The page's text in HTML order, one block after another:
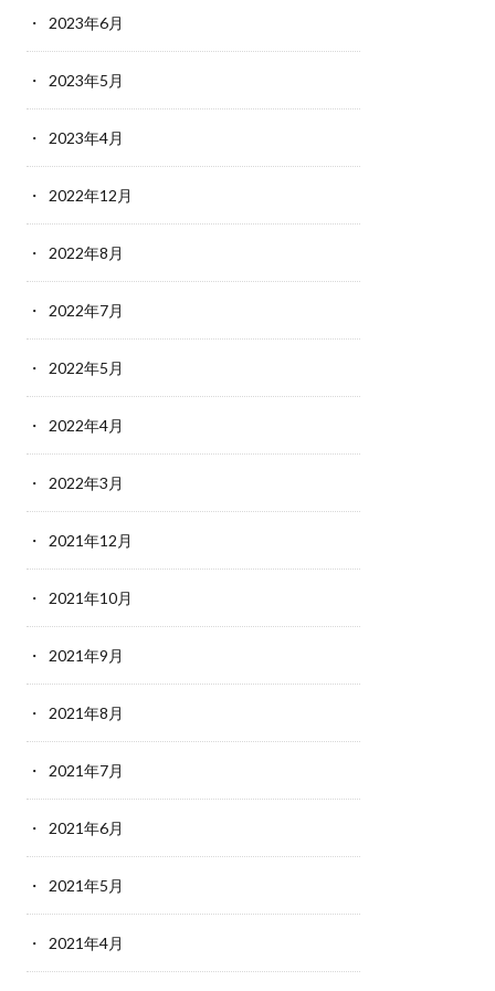
2023年6月
2023年5月
2023年4月
2022年12月
2022年8月
2022年7月
2022年5月
2022年4月
2022年3月
2021年12月
2021年10月
2021年9月
2021年8月
2021年7月
2021年6月
2021年5月
2021年4月